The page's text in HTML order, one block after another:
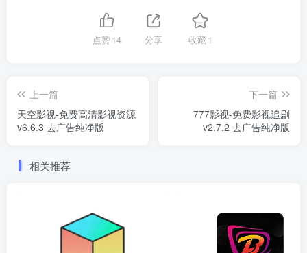
点赞14 分享 收藏1
上一篇
天空影视-免费高清影视资源
v6.6.3 去广告纯净版
下一篇
777影视-免费影视追剧
v2.7.2 去广告纯净版
相关推荐